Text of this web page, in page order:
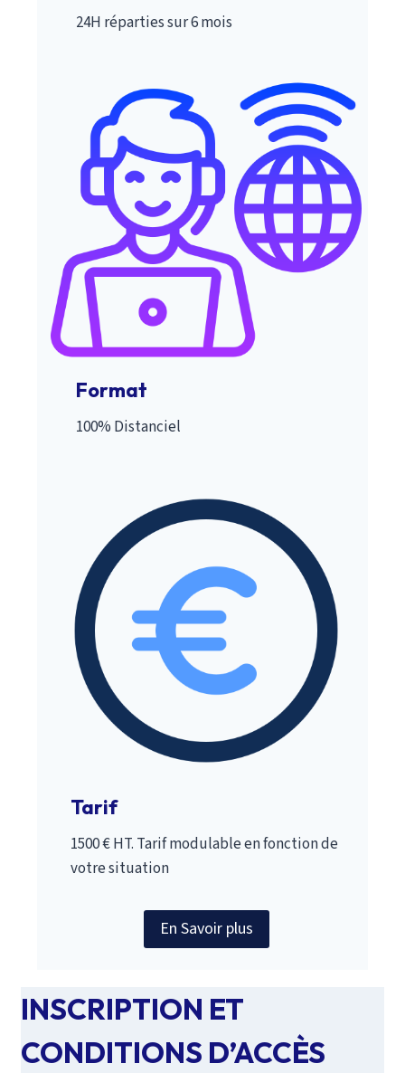
24H réparties sur 6 mois
Format
100% Distanciel
Tarif
1500 € HT. Tarif modulable en fonction de
votre situation
En Savoir plus
INSCRIPTION ET
CONDITIONS D’ACCÈS